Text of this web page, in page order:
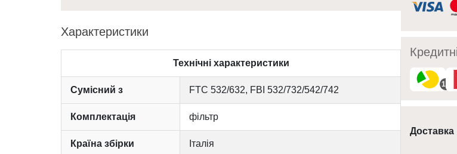
Характеристики
Технічні характеристики
Сумісний з FTC 532/632, FBI 532/732/542/742
Комплектація фільтр
Країна збірки Італія
10
Доставка